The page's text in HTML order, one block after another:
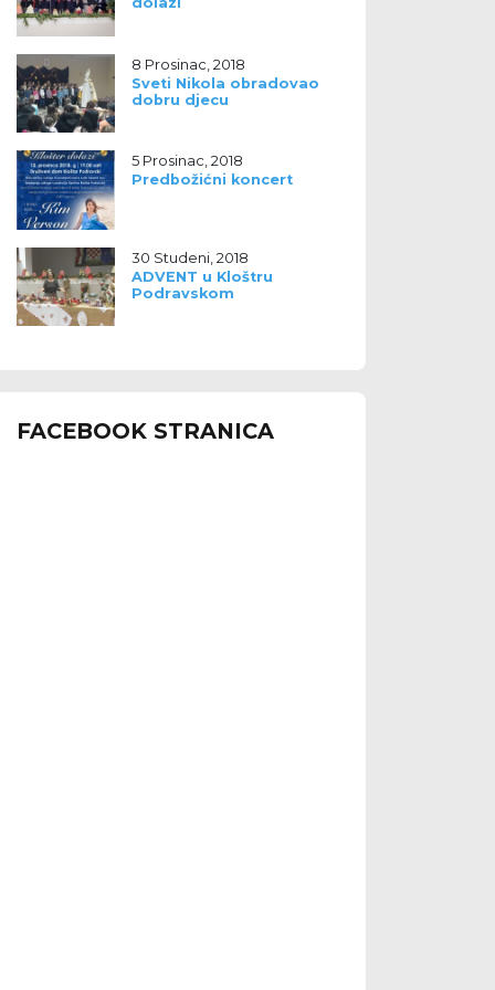
8 Prosinac, 2018
Sveti Nikola obradovao
dobru djecu
5 Prosinac, 2018
Predbožićni koncert
30 Studeni, 2018
ADVENT u Kloštru
Podravskom
FACEBOOK STRANICA